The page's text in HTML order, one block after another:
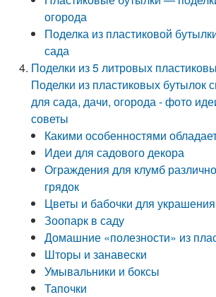
огорода
Поделка из пластиковой
сада
Поделки из 5 литровых
Поделки из пластиковых бутылок
для сада, дачи, огорода - фото
советы
Какими особенностями
Идеи для садового декора
Ограждения для клумб
грядок
Цветы и бабочки для
Зоопарк в саду
Домашние «полезности» из
Шторы и занавески
Умывальники и боксы
Тапочки